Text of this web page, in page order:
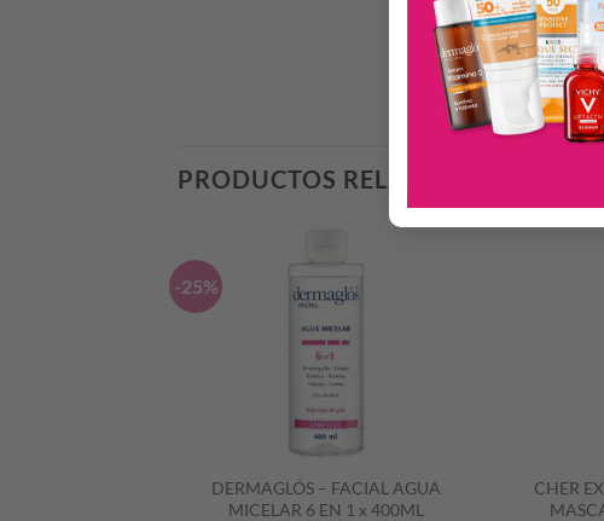
PRODUCTOS RELACIONADOS
-25%
DERMAGLÓS – FACIAL AGUA
MICELAR 6 EN 1 x 400ML
CHER